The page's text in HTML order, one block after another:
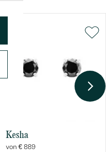
Kesha
von € 889